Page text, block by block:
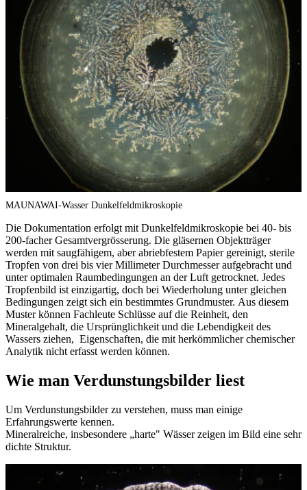
MAUNAWAI-Wasser Dunkelfeldmikroskopie
Die Dokumentation erfolgt mit Dunkelfeldmikroskopie bei 40- bis
200-facher Gesamtvergrösserung. Die gläsernen Objektträger
werden mit saugfähigem, aber abriebfestem Papier gereinigt, sterile
Tropfen von drei bis vier Millimeter Durchmesser aufgebracht und
unter optimalen Raumbedingungen an der Luft getrocknet. Jedes
Tropfenbild ist einzigartig, doch bei Wiederholung unter gleichen
Bedingungen zeigt sich ein bestimmtes Grundmuster. Aus diesem
Muster können Fachleute Schlüsse auf die Reinheit, den
Mineralgehalt, die Ursprünglichkeit und die Lebendigkeit des
Wassers ziehen, Eigenschaften, die mit herkömmlicher chemischer
Analytik nicht erfasst werden können.
Wie man Verdunstungsbilder liest
Um Verdunstungsbilder zu verstehen, muss man einige
Erfahrungswerte kennen.
Mineralreiche, insbesondere „harte" Wässer zeigen im Bild eine sehr
dichte Struktur.